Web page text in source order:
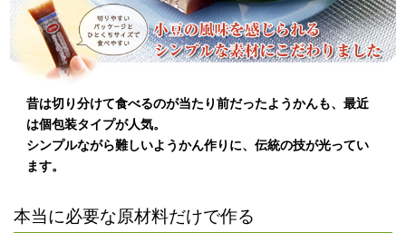
昔は切り分けて食べるのが当たり前だったようかんも、最近
は個包装タイプが人気。
シンプルながら難しいようかん作りに、伝統の技が光ってい
ます。
本当に必要な原材料だけで作る